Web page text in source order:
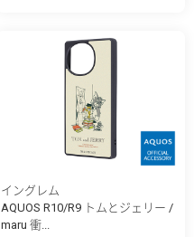
イングレム
AQUOS R10/R9 トムとジェリー /
maru 衝...